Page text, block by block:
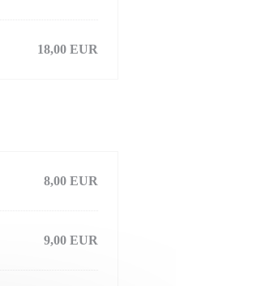
18,00 EUR
8,00 EUR
9,00 EUR